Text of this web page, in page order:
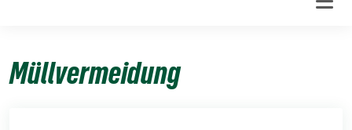
Müllvermeidung